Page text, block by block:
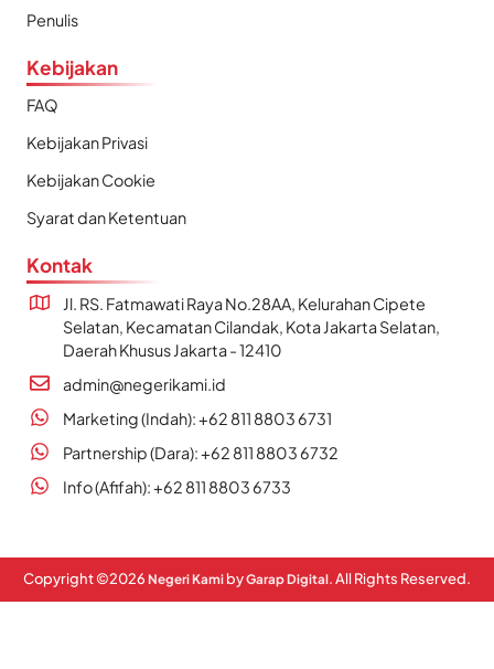
Penulis
Kebijakan
FAQ
Kebijakan Privasi
Kebijakan Cookie
Syarat dan Ketentuan
Kontak
Jl. RS. Fatmawati Raya No.28AA, Kelurahan Cipete
Selatan, Kecamatan Cilandak, Kota Jakarta Selatan,
Daerah Khusus Jakarta - 12410
admin@negerikami.id
Marketing (Indah): +62 811 8803 6731
Partnership (Dara): +62 811 8803 6732
Info (Afifah): +62 811 8803 6733
Copyright ©2026 Negeri Kami byGarap Digital. All Rights Reserved.